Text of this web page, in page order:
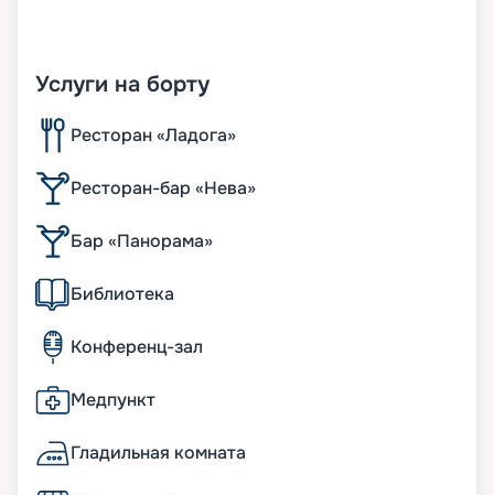
Услуги на борту
Ресторан «Ладога»
Ресторан-бар «Нева»
Бар «Панорама»
Библиотека
Конференц-зал
Медпункт
Гладильная комната